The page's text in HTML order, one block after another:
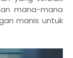
mana-mana
manis untuk